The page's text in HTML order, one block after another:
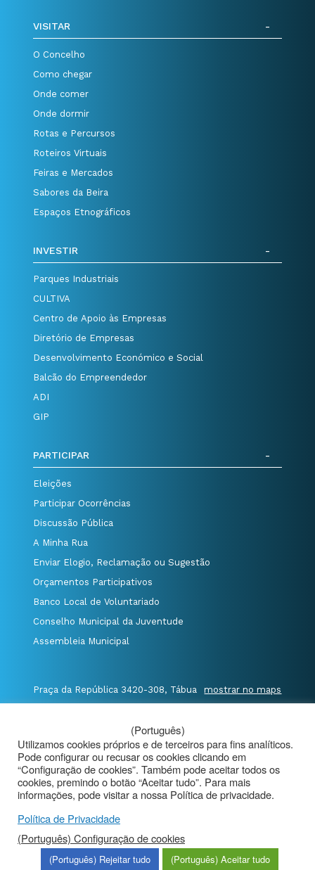
VISITAR
O Concelho
Como chegar
Onde comer
Onde dormir
Rotas e Percursos
Roteiros Virtuais
Feiras e Mercados
Sabores da Beira
Espaços Etnográficos
INVESTIR
Parques Industriais
CULTIVA
Centro de Apoio às Empresas
Diretório de Empresas
Desenvolvimento Económico e Social
Balcão do Empreendedor
ADI
GIP
PARTICIPAR
Eleições
Participar Ocorrências
Discussão Pública
A Minha Rua
Enviar Elogio, Reclamação ou Sugestão
Orçamentos Participativos
Banco Local de Voluntariado
Conselho Municipal da Juventude
Assembleia Municipal
Praça da República 3420-308, Tábua mostrar no maps
E. geral@cm-tabua.pt
@Município de Tábua | Mapa do Portal
|
Politica de Privacidade
|
Aviso de Privacidade - Videovigilância
(Português)
Utilizamos cookies próprios e de terceiros para fins analíticos.
Pode configurar ou recusar os cookies clicando em
“Configuração de cookies”. Também pode aceitar todos os
cookies, premindo o botão “Aceitar tudo”. Para mais
informações, pode visitar a nossa Política de privacidade.
Política de Privacidade
(Português) Configuração de cookies
(Português) Rejeitar tudo (Português) Aceitar tudo